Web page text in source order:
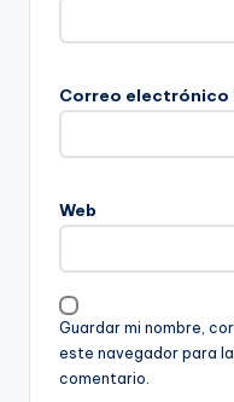
Correo electrónico
Web
Guardar mi nombre,
este navegador para
comentario.